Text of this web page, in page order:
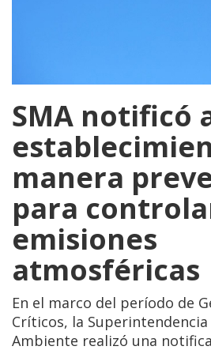
SMA notificó
manera
para
emisiones
atmosféricas
En el marco del período de
Críticos, la
Ambiente realizó una